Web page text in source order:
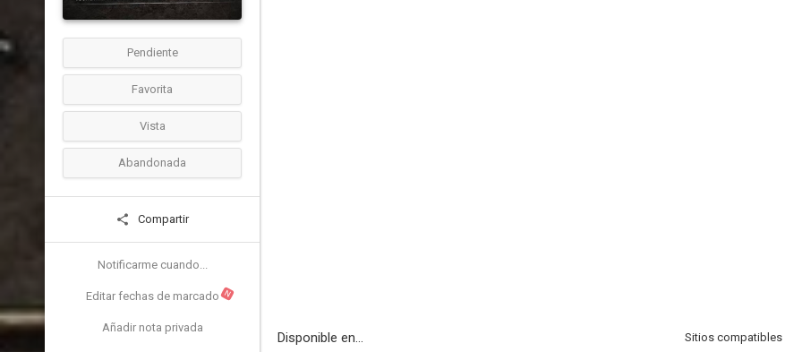
Pendiente
Favorita
Vista
Abandonada
Compartir
Notificarme cuando...
Editar fechas de marcado N
Añadir nota privada
Disponible en...
Sitios compatibles